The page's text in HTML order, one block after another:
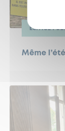
ESPACE
Même